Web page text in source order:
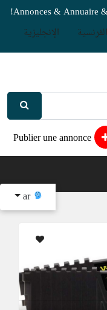
ar
Annonces & Annuaire
الفرنسية
الإنجليزية
Publier une annonce